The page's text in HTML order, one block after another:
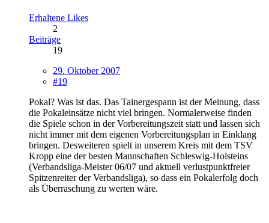
Erhaltene Likes
2
Beiträge
19
29. Oktober 2007
#19
Pokal? Was ist das. Das Tainergespann ist der Meinung, dass
die Pokaleinsätze nicht viel bringen. Normalerweise finden
die Spiele schon in der Vorbereitungszeit statt und lassen sich
nicht immer mit dem eigenen Vorbereitungsplan in Einklang
bringen. Desweiteren spielt in unserem Kreis mit dem TSV
Kropp eine der besten Mannschaften Schleswig-Holsteins
(Verbandsliga-Meister 06/07 und aktuell verlustpunktfreier
Spitzenreiter der Verbandsliga), so dass ein Pokalerfolg doch
als Überraschung zu werten wäre.